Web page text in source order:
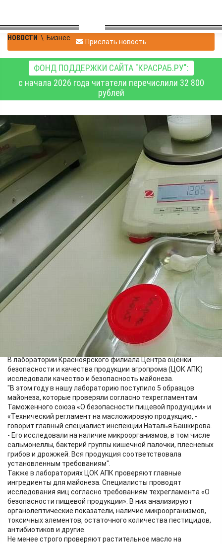
НОВОСТИ \ Бизнес Прислать новость
ФОНД ПОДДЕРЖКИ САЙТА "КРАСРАБ.РУ":
с начала 2026 года читатели перечислили 32 800
рублей
Красноярские
специалисты ЦОК АПК
оценили качество
майонеза
18.05.2026 14:20
Пресс-служба Красноярского филиала ЦОК АПК
В лаборатории Красноярского филиала Центра оценки
безопасности и качества продукции агропрома (ЦОК АПК)
исследовали качество и безопасность майонеза.
"В этом году в нашу лабораторию поступило 5 образцов
майонеза, которые проверяли согласно техрегламентам
Таможенного союза «О безопасности пищевой продукции» и
«Технический регламент на масложировую продукцию, -
говорит главный специалист инспекции Наталья Башкирова.
- Его исследовали на наличие микроорганизмов, в том числе
сальмонеллы, бактерий группы кишечной палочки, плесневых
грибов и дрожжей. Вся продукция соответствовала
установленным требованиям".
Также в лабораториях ЦОК АПК проверяют главные
ингредиенты для майонеза. Специалисты проводят
исследования яиц согласно требованиям техрегламента «О
безопасности пищевой продукции». В них анализируют
органолептические показатели, наличие микроорганизмов,
токсичных элементов, остаточного количества пестицидов,
антибиотиков и другие.
Не менее строго проверяют растительное масло на